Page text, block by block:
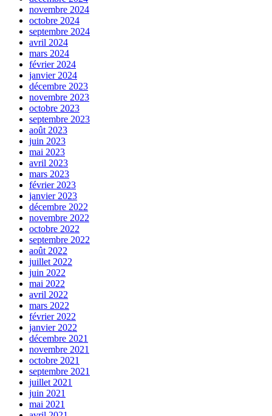
novembre 2024
octobre 2024
septembre 2024
avril 2024
mars 2024
février 2024
janvier 2024
décembre 2023
novembre 2023
octobre 2023
septembre 2023
août 2023
juin 2023
mai 2023
avril 2023
mars 2023
février 2023
janvier 2023
décembre 2022
novembre 2022
octobre 2022
septembre 2022
août 2022
juillet 2022
juin 2022
mai 2022
avril 2022
mars 2022
février 2022
janvier 2022
décembre 2021
novembre 2021
octobre 2021
septembre 2021
juillet 2021
juin 2021
mai 2021